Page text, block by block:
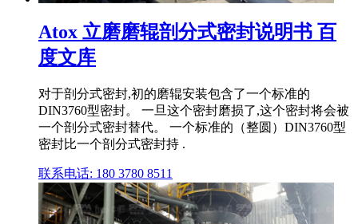
Atox 立磨磨辊剖分式密封说明书 百
度文库
对于剖分式密封,初的磨辊安装包含了一个标准的
DIN3760型密封。 一旦这个密封磨损了,这个密封将会被
一个剖分式密封替代。 一个标准的（整圆）DIN3760型
密封比一个剖分式密封持 .
联系电话: 180 3780 8511